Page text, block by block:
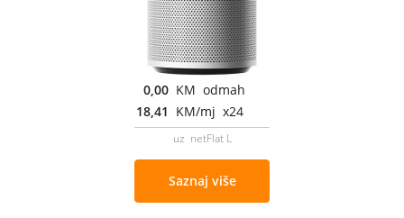
0,00 KM odmah
18,41 KM/mj x24
uz netFlat L
Saznaj više